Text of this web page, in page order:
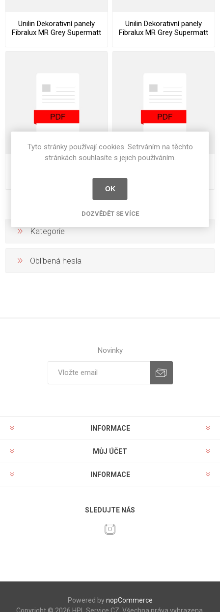
Unilin Dekorativní panely
Fibralux MR Grey Supermatt
Unilin Dekorativní panely
Fibralux MR Grey Supermatt
Kategorie
Oblíbená hesla
Novinky
INFORMACE
MŮJ ÚČET
INFORMACE
SLEDUJTE NÁS
Powered bynopCommerce
Copyright © 2026 HPL Service CZ. Všechna práva vyhrazena.
Tyto stránky používají cookies. Setrváním na těchto
stránkách souhlasíte s jejich používáním.
OK
DOZVĚDĚT SE VÍCE